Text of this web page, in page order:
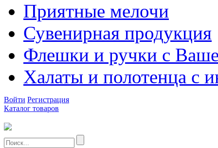
Приятные мелочи
Сувенирная продукция
Флешки и ручки с
Халаты и полотенца с
Войти Регистрация
Каталог товаров